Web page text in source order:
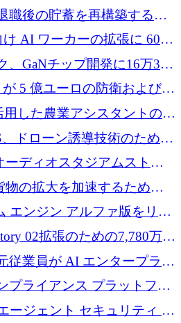
に1,000万ポンドを調達
職後の貯蓄を再構築するた
を調達
け AI ワーカーの拡張に 600
、GaNチップ開発に16万3千
援5 億ユーロの防衛および二
である E2D を立ち上げる
用した農業アシスタントの拡
を確保
ドローン誘導技術のために
ーディオスタジアムストリ
を買収
物の拡大を加速するために
から250万ユーロを確保
エンジン アルファ版をリリ
のプレシード資金を確保
02拡張のための7,780万ユ
ッケージを獲得
従業員が AI エンタープライ
の Conduct に 6,000 万ドル
プライアンス プラットフォ
めにシリーズ A で 1,250 万
ージェント セキュリティ プ